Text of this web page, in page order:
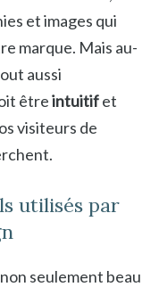
et images qui
marque. Mais au-
aussi
êtreintuitifet
visiteurs de
utilisés par
seulement beau